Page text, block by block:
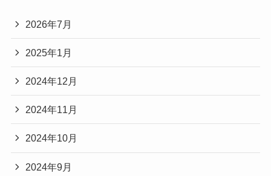
2026年7月
2025年1月
2024年12月
2024年11月
2024年10月
2024年9月